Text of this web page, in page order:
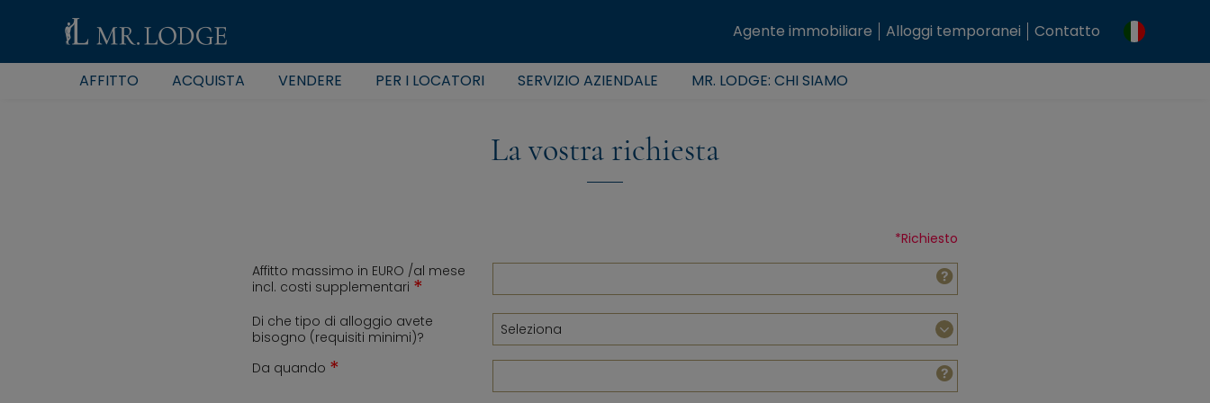
Agente immobiliare Alloggi temporanei Contatto
AFFITTO ACQUISTA VENDERE PER I LOCATORI SERVIZIO AZIENDALE MR. LODGE: CHI SIAMO
La vostra richiesta
*Richiesto
Affitto massimo in EURO /al mese
incl. costi supplementari *
Di che tipo di alloggio avete
bisogno (requisiti minimi)?
Da quando *